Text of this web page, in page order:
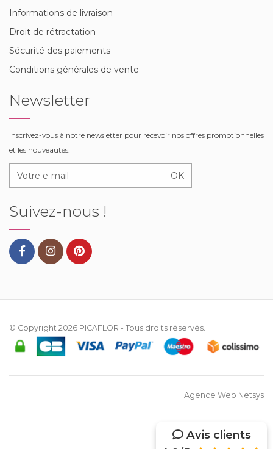
Avis clients
Informations de livraison
Droit de rétractation
Sécurité des paiements
Conditions générales de vente
Newsletter
Inscrivez-vous à notre newsletter pour recevoir nos offres promotionnelles
et les nouveautés.
OK
Suivez-nous !
© Copyright 2026 PICAFLOR - Tous droits réservés.
Agence Web Netsys